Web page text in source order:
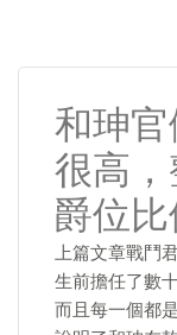
和珅
很高
爵位
上篇文章戰鬥
生前擔任了數
而且每一個都